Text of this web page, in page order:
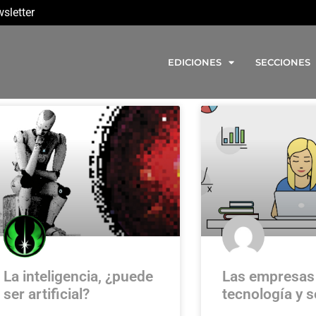
EDICIONES SECCIONES
La inteligencia, ¿puede
ser artificial?
Las
tecnología y